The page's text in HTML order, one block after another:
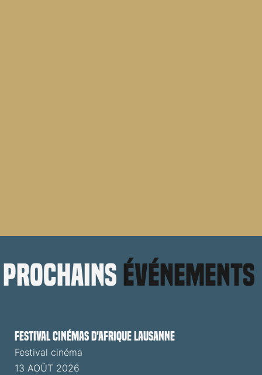
prochains événements
Festival cinémas d'Afrique Lausanne
Festival cinéma
13 AOÛT 2026